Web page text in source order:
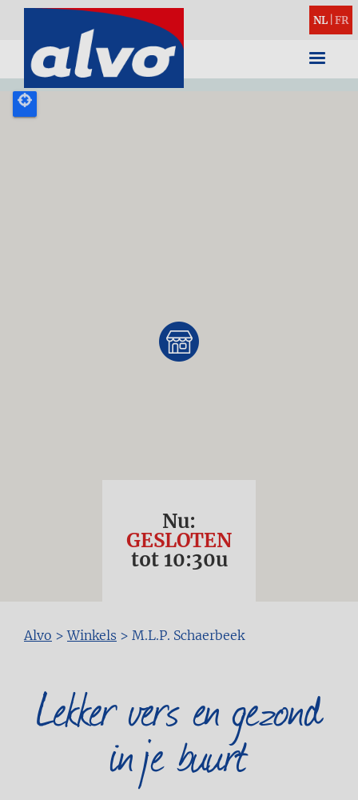
NL FR
Nu:
GESLOTEN
tot 10:30u
Kruimelpad
Alvo >Winkels > M.L.P. Schaerbeek
Lekker vers en gezond
in je buurt